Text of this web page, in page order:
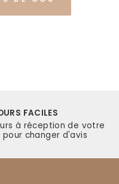
FACILES
à réception de votre
pour changer d'avis